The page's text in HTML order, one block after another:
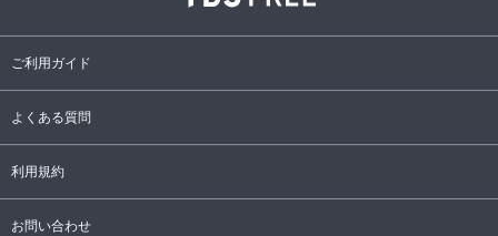
ご利用ガイド
よくある質問
利用規約
お問い合わせ